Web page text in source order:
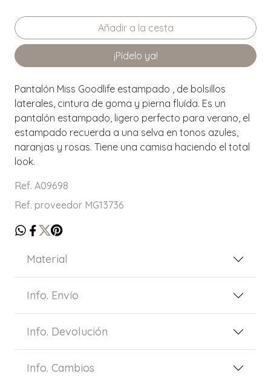
¡Pídelo ya!
Pantalón Miss Goodlife estampado , de bolsillos
laterales, cintura de goma y pierna fluída. Es un
pantalón estampado, ligero perfecto para verano, el
estampado recuerda a una selva en tonos azules,
naranjas y rosas. Tiene una camisa haciendo el total
look.
Ref. A09698
Ref. proveedor MG13736
Material
Info. Envío
Info. Devolución
Info. Cambios